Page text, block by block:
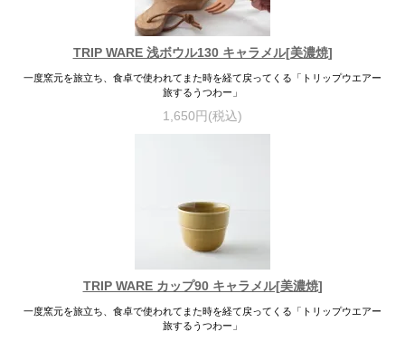
TRIP WARE 浅ボウル130 キャラメル[美濃焼]
一度窯元を旅立ち、食卓で使われてまた時を経て戻ってくる「トリップウエアー
旅するうつわー」
1,650円(税込)
TRIP WARE カップ90 キャラメル[美濃焼]
一度窯元を旅立ち、食卓で使われてまた時を経て戻ってくる「トリップウエアー
旅するうつわー」